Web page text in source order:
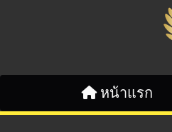
หน้าแรก